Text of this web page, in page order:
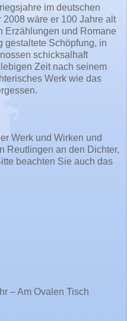
im deutschen
2008 wäre er 100 Jahre alt
Erzählungen und Romane
gestaltete Schöpfung, in
schicksalhaft
Zeit nach seinem
Werk wie das
Werk und Wirken und
Reutlingen an den Dichter,
beachten Sie auch das
– Am Ovalen Tisch